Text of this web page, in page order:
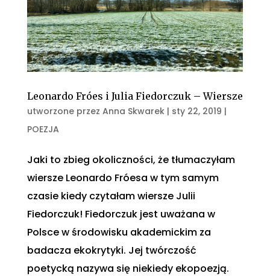
Leonardo Fróes i Julia Fiedorczuk – Wiersze
utworzone przez Anna Skwarek| sty 22, 2019 |
POEZJA
Jaki to zbieg okoliczności, że tłumaczyłam
wiersze Leonardo Fróesa w tym samym
czasie kiedy czytałam wiersze Julii
Fiedorczuk! Fiedorczuk jest uważana w
Polsce w środowisku akademickim za
badacza ekokrytyki. Jej twórczość
poetycką nazywa się niekiedy ekopoezją.